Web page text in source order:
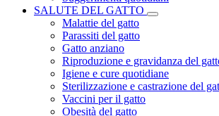
SALUTE DEL GATTO
Malattie del gatto
Parassiti del gatto
Gatto anziano
Riproduzione e gravidanza del
Igiene e cure quotidiane
Sterilizzazione e castrazione del
Vaccini per il gatto
Obesità del gatto